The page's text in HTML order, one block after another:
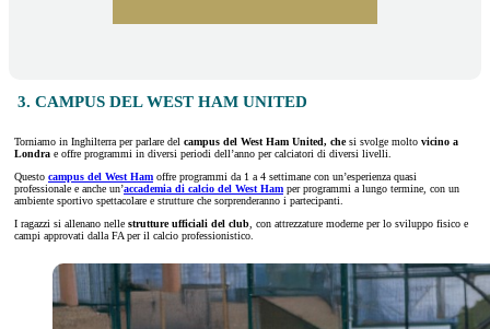
3. CAMPUS DEL WEST HAM UNITED
Torniamo in Inghilterra per parlare del campus del West Ham United, chesi svolge molto vicino a
Londra e offre programmi in diversi periodi dell’anno per calciatori di diversi livelli.
Questo campus del West Ham offre programmi da 1 a 4 settimane con un’esperienza quasi
professionale e anche un’accademia di calcio del West Ham per programmi a lungo termine, con un
ambiente sportivo spettacolare e strutture che sorprenderanno i partecipanti.
I ragazzi si allenano nelle strutture ufficiali del club, con attrezzature moderne per lo sviluppo fisico e
campi approvati dalla FA per il calcio professionistico.